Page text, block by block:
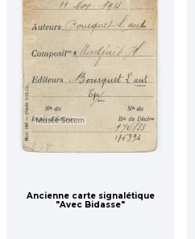
Ancienne carte signalétique
"Avec Bidasse"